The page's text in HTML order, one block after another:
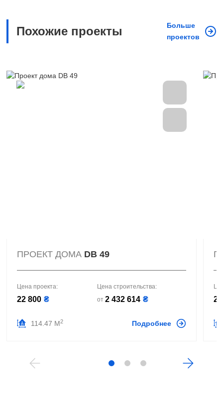
Похожие проекты
Больше
проектов
ПРОЕКТ ДОМА DB 49
Цена проекта:
22 800 ₴
Цена строительства:
от 2 432 614 ₴
114.47 М2 Подробнее